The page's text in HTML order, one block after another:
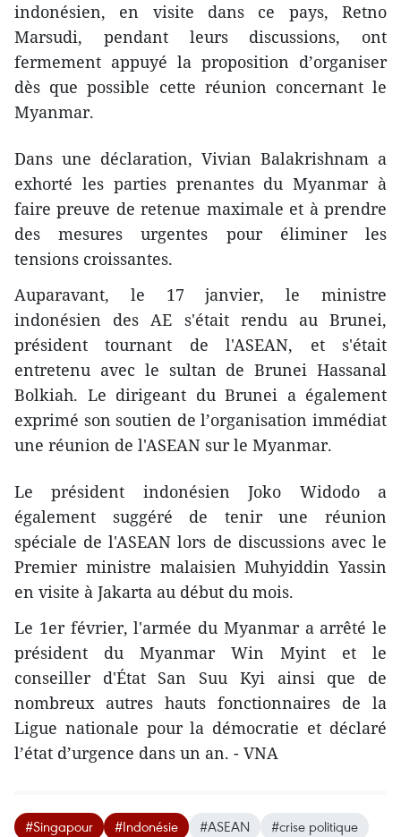
indonésien, en visite dans ce pays, Retno
Marsudi, pendant leurs discussions, ont
fermement appuyé la proposition d’organiser
dès que possible cette réunion concernant le
Myanmar.
Dans une déclaration, Vivian Balakrishnam a
exhorté les parties prenantes du Myanmar à
faire preuve de retenue maximale et à prendre
des mesures urgentes pour éliminer les
tensions croissantes.
Auparavant, le 17 janvier, le ministre
indonésien des AE s'était rendu au Brunei,
président tournant de l'ASEAN, et s'était
entretenu avec le sultan de Brunei Hassanal
Bolkiah. Le dirigeant du Brunei a également
exprimé son soutien de l’organisation immédiat
une réunion de l'ASEAN sur le Myanmar.
Le président indonésien Joko Widodo a
également suggéré de tenir une réunion
spéciale de l'ASEAN lors de discussions avec le
Premier ministre malaisien Muhyiddin Yassin
en visite à Jakarta au début du mois.
Le 1er février, l'armée du Myanmar a arrêté le
président du Myanmar Win Myint et le
conseiller d'État San Suu Kyi ainsi que de
nombreux autres hauts fonctionnaires de la
Ligue nationale pour la démocratie et déclaré
l’état d’urgence dans un an. - VNA
#Singapour #Indonésie #ASEAN #crise politique